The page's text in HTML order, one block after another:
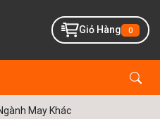
Giỏ Hàng 0
May Khác